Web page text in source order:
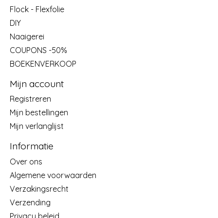
Flock - Flexfolie
DIY
Naaigerei
COUPONS -50%
BOEKENVERKOOP
Mijn account
Registreren
Mijn bestellingen
Mijn verlanglijst
Informatie
Over ons
Algemene voorwaarden
Verzakingsrecht
Verzending
Privacy beleid